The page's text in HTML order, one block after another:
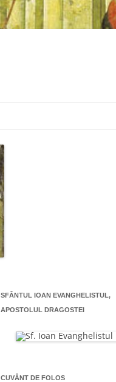
SFÂNTUL IOAN EVANGHELISTUL,
APOSTOLUL DRAGOSTEI
CUVÂNT DE FOLOS